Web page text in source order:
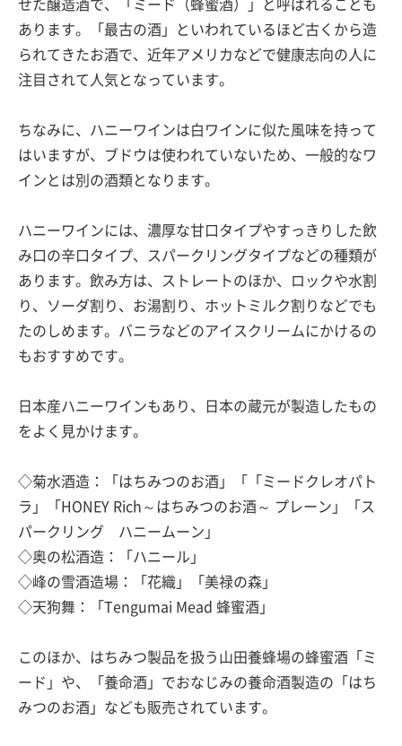
せた醸造酒で、「ミード（蜂蜜酒）」と呼ばれることも
あります。「最古の酒」といわれているほど古くから造
られてきたお酒で、近年アメリカなどで健康志向の人に
注目されて人気となっています。
ちなみに、ハニーワインは白ワインに似た風味を持って
はいますが、ブドウは使われていないため、一般的なワ
インとは別の酒類となります。
ハニーワインには、濃厚な甘口タイプやすっきりした飲
み口の辛口タイプ、スパークリングタイプなどの種類が
あります。飲み方は、ストレートのほか、ロックや水割
り、ソーダ割り、お湯割り、ホットミルク割りなどでも
たのしめます。バニラなどのアイスクリームにかけるの
もおすすめです。
日本産ハニーワインもあり、日本の蔵元が製造したもの
をよく見かけます。
◇菊水酒造：「はちみつのお酒」「「ミードクレオパト
ラ」「HONEY Rich～はちみつのお酒～ プレーン」「ス
パークリング ハニームーン」
◇奥の松酒造：「ハニール」
◇峰の雪酒造場：「花織」「美禄の森」
◇天狗舞：「Tengumai Mead 蜂蜜酒」
このほか、はちみつ製品を扱う山田養蜂場の蜂蜜酒「ミ
ード」や、「養命酒」でおなじみの養命酒製造の「はち
みつのお酒」なども販売されています。